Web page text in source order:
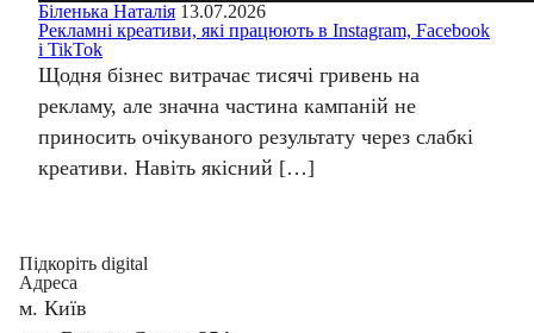
Біленька Наталія 13.07.2026
Рекламні креативи, які працюють в Instagram, Facebook
і TikTok
Щодня бізнес витрачає тисячі гривень на
рекламу, але значна частина кампаній не
приносить очікуваного результату через слабкі
креативи. Навіть якісний […]
Підкоріть digital
Адреса
м. Київ